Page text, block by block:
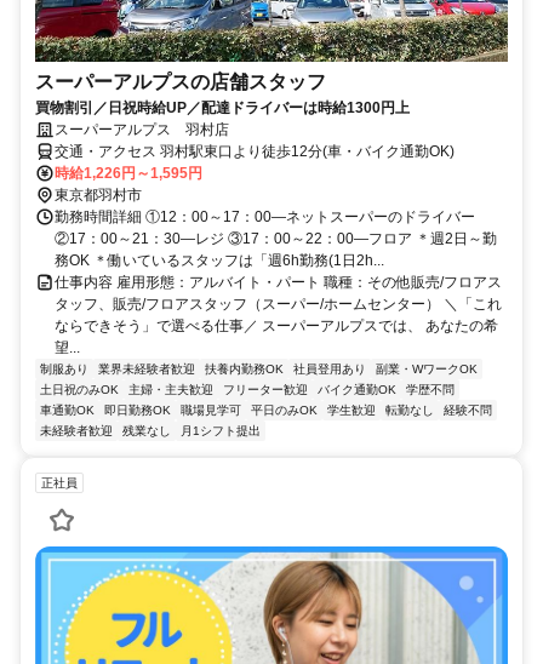
スーパーアルプスの店舗スタッフ
買物割引／日祝時給UP／配達ドライバーは時給1300円上
スーパーアルプス 羽村店
交通・アクセス 羽村駅東口より徒歩12分(車・バイク通勤OK)
時給1,226円～1,595円
東京都羽村市
勤務時間詳細 ①12：00～17：00―ネットスーパーのドライバー
②17：00～21：30―レジ ③17：00～22：00―フロア ＊週2日～勤
務OK ＊働いているスタッフは「週6h勤務(1日2h...
仕事内容 雇用形態：アルバイト・パート 職種：その他販売/フロアス
タッフ、販売/フロアスタッフ（スーパー/ホームセンター） ＼「これ
ならできそう」で選べる仕事／ スーパーアルプスでは、 あなたの希
望...
制服あり 業界未経験者歓迎 扶養内勤務OK 社員登用あり
副業・WワークOK
土日祝のみOK
主婦・主夫歓迎 フリーター歓迎 バイク通勤OK
学歴不問
車通勤OK
即日勤務OK 職場見学可 平日のみOK 学生歓迎 転勤なし
経験不問
未経験者歓迎
残業なし 月1シフト提出
正社員